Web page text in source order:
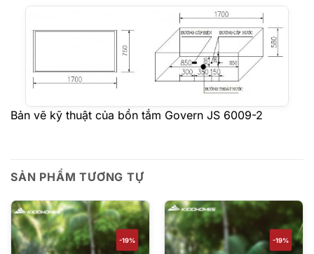
Bản vẽ kỹ thuật của bồn tắm Govern JS 6009-2
SẢN PHẨM TƯƠNG TỰ
-19% -19%